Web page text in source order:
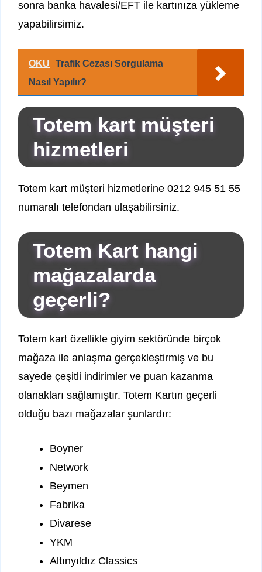
sonra banka havalesi/EFT ile kartınıza yükleme
yapabilirsimiz.
OKU
Trafik Cezası Sorgulama
Nasıl Yapılır?
Totem kart müşteri
hizmetleri
Totem kart müşteri hizmetlerine 0212 945 51 55
numaralı telefondan ulaşabilirsiniz.
Totem Kart hangi
mağazalarda
geçerli?
Totem kart özellikle giyim sektöründe birçok
mağaza ile anlaşma gerçekleştirmiş ve bu
sayede çeşitli indirimler ve puan kazanma
olanakları sağlamıştır. Totem Kartın geçerli
olduğu bazı mağazalar şunlardır:
Boyner
Network
Beymen
Fabrika
Divarese
YKM
Altınyıldız Classics